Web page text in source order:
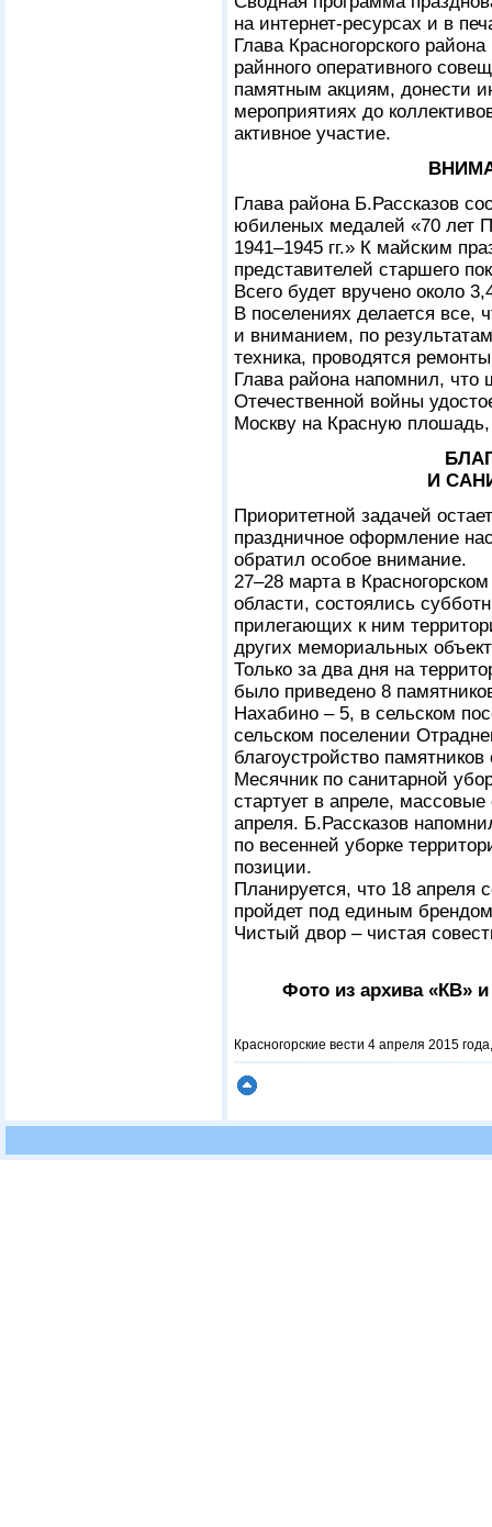
на интернет-ресурсах и в
Глава Красногорского
райнного оперативного
памятным акциям, донести
мероприятиях до
активное участие.
Глава района Б.Рассказов
юбиленых медалей «70 лет
1941–1945 гг.» К майским
представителей старшего
Всего будет вручено около
В поселениях делается все,
и вниманием, по
техника, проводятся
Глава района напомнил, что
Отечественной войны
Москву на Красную
И
Приоритетной задачей
праздничное оформление
обратил особое внимание.
27–28 марта в
области, состоялись
прилегающих к ним
других мемориальных
Только за два дня на
было приведено 8
Нахабино – 5, в сельском
сельском поселении
благоустройство
Месячник по санитарной
стартует в апреле,
апреля. Б.Рассказов
по весенней уборке
позиции.
Планируется, что 18 апреля
пройдет под единым
Чистый двор – чистая
Фото из архива «КВ»
Красногорские вести 4 апреля 2015